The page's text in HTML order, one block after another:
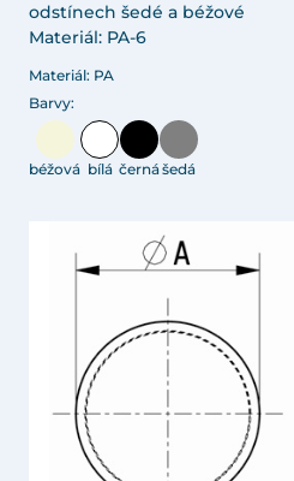
odstínech šedé a béžové
Materiál: PA-6
Materiál: PA
Barvy:
béžová bílá černášedá